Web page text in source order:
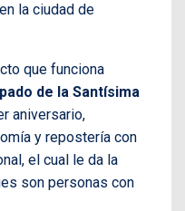
en la ciudad de
que funciona
de la Santísima
aniversario,
y repostería con
el cual le da la
son personas con